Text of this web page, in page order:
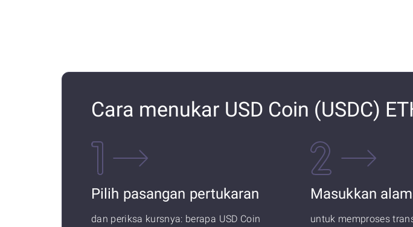
Cara menukar USD Coin (USDC)
Pilih pasangan pertukaran
dan periksa kursnya: berapa USD Coin
Masukkan
untuk memproses